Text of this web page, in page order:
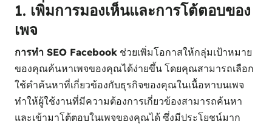
1. เพิ่มการมองเห็นและการโต้ตอบของ
เพจ
การทำ SEO Facebook ช่วยเพิ่มโอกาสให้กลุ่มเป้าหมาย
ของคุณค้นหาเพจของคุณได้ง่ายขึ้น โดยคุณสามารถเลือก
ใช้คำค้นหาที่เกี่ยวข้องกับธุรกิจของคุณในเนื้อหาบนเพจ
ทำให้ผู้ใช้งานที่มีความต้องการเกี่ยวข้องสามารถค้นหา
และเข้ามาโต้ตอบในเพจของคุณได้ ซึ่งมีประโยชน์มาก